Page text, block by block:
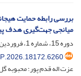
بررسی رابطه حمایت
میانجی جهت‌گیری هدف
دوره 15، شماره 1، فروردین 1405، صفحه
عزت اله قدم پور؛ محبوبه